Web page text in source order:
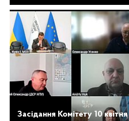
Засідання Комітету 10